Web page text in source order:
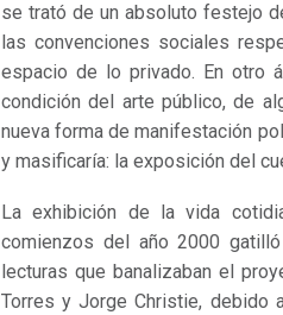
se trató de un absoluto festejo
las convenciones sociales
espacio de lo privado. En otro
condición del arte público, de
nueva forma de manifestación
y masificaría: la exposición del
La exhibición de la vida
comienzos del año 2000
lecturas que banalizaban el
Torres y Jorge Christie,